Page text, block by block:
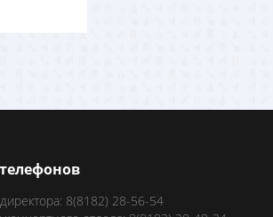
8(8182) 28-56-54